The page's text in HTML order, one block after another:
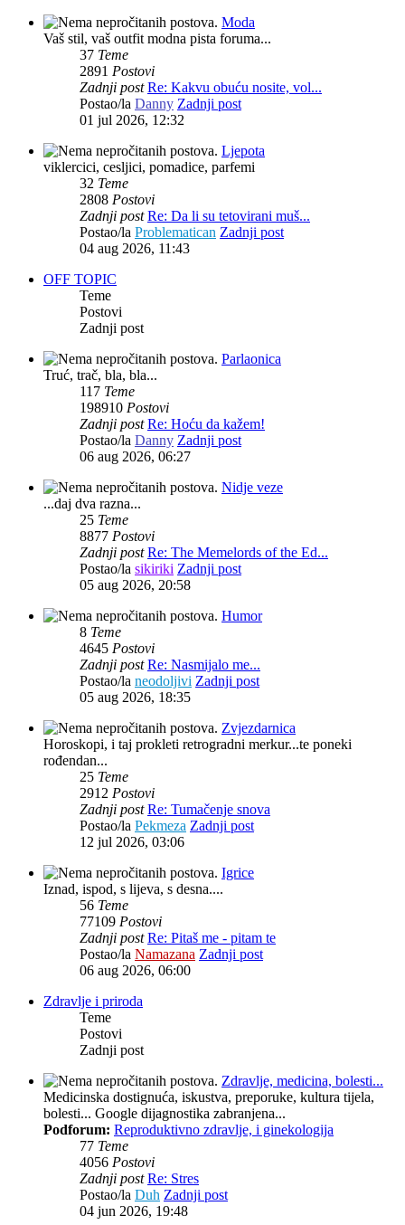
Moda
Vaš stil, vaš outfit modna pista foruma...
37 Teme
2891 Postovi
Zadnji post Re: Kakvu obuću nosite, vol...
Postao/la Danny Zadnji post
01 jul 2026, 12:32
Ljepota
viklercici, cesljici, pomadice, parfemi
32 Teme
2808 Postovi
Zadnji post Re: Da li su tetovirani muš...
Postao/la Problematican Zadnji post
04 aug 2026, 11:43
OFF TOPIC
Teme
Postovi
Zadnji post
Parlaonica
Truć, trač, bla, bla...
117 Teme
198910 Postovi
Zadnji post Re: Hoću da kažem!
Postao/la Danny Zadnji post
06 aug 2026, 06:27
Nidje veze
...daj dva razna...
25 Teme
8877 Postovi
Zadnji post Re: The Memelords of the Ed...
Postao/la sikiriki Zadnji post
05 aug 2026, 20:58
Humor
8 Teme
4645 Postovi
Zadnji post Re: Nasmijalo me...
Postao/la neodoljivi Zadnji post
05 aug 2026, 18:35
Zvjezdarnica
Horoskopi, i taj prokleti retrogradni merkur...te poneki
rođendan...
25 Teme
2912 Postovi
Zadnji post Re: Tumačenje snova
Postao/la Pekmeza Zadnji post
12 jul 2026, 03:06
Igrice
Iznad, ispod, s lijeva, s desna....
56 Teme
77109 Postovi
Zadnji post Re: Pitaš me - pitam te
Postao/la Namazana Zadnji post
06 aug 2026, 06:00
Zdravlje i priroda
Teme
Postovi
Zadnji post
Zdravlje, medicina, bolesti...
Medicinska dostignuća, iskustva, preporuke, kultura tijela,
bolesti... Google dijagnostika zabranjena...
Podforum: Reproduktivno zdravlje, i ginekologija
77 Teme
4056 Postovi
Zadnji post Re: Stres
Postao/la Duh Zadnji post
04 jun 2026, 19:48